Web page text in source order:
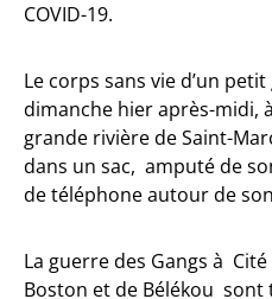
COVID-19.
Le corps sans vie d’un
dimanche hier après-midi,
grande rivière de Saint-
dans un sac, amputé de
de téléphone autour de
La guerre des Gangs à
Boston et de Bélékou sont